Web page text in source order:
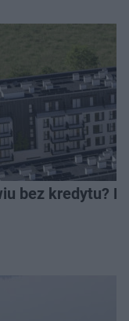
bez kredytu?